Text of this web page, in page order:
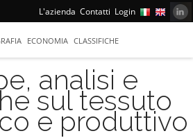
L'azienda Contatti Login
ECONOMIA CLASSIFICHE
analisi e
sul tessuto
e produttivo